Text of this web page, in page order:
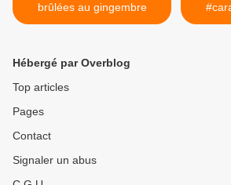
brûlées au gingembre
Hébergé par Overblog
Top articles
Pages
Contact
Signaler un abus